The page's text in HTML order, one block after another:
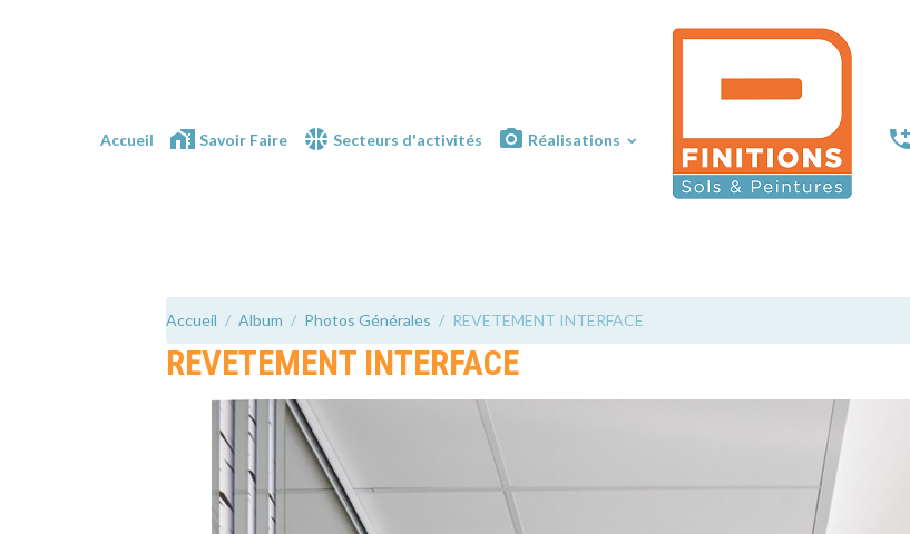
Accueil Savoir Faire Secteurs d'activités Réalisations
Accueil Album Photos Générales REVETEMENT INTERFACE
REVETEMENT INTERFACE